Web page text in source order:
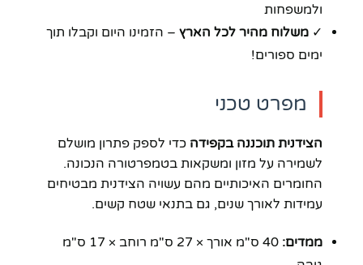
ולמשפחות
✓ משלוח מהיר לכל הארץ – הזמינו היום וקבלו תוך
ימים ספורים!
מפרט טכני
הצידנית תוכננה בקפידה כדי לספק פתרון מושלם
לשמירה על מזון ומשקאות בטמפרטורה הנכונה.
החומרים האיכותיים מהם עשויה הצידנית מבטיחים
עמידות לאורך שנים, גם בתנאי שטח קשים.
ממדים:
40 ס"מ אורך × 27 ס"מ רוחב × 17 ס"מ